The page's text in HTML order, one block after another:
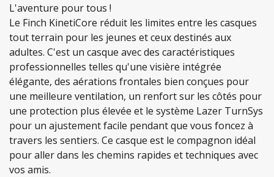
L'aventure pour tous !
Le Finch KinetiCore réduit les limites entre les casques
tout terrain pour les jeunes et ceux destinés aux
adultes. C'est un casque avec des caractéristiques
professionnelles telles qu'une visière intégrée
élégante, des aérations frontales bien conçues pour
une meilleure ventilation, un renfort sur les côtés pour
une protection plus élevée et le système Lazer TurnSys
pour un ajustement facile pendant que vous foncez à
travers les sentiers. Ce casque est le compagnon idéal
pour aller dans les chemins rapides et techniques avec
vos amis.